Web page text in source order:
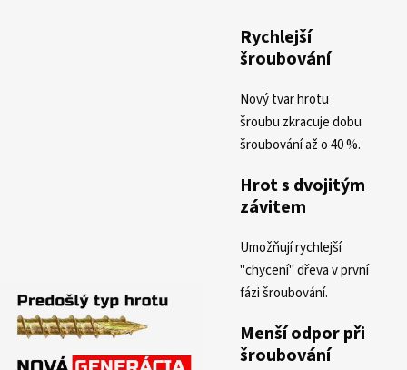
Rychlejší
šroubování
Nový tvar hrotu
šroubu zkracuje dobu
šroubování až o 40 %.
Hrot s dvojitým
závitem
Umožňují rychlejší
"chycení" dřeva v první
fázi šroubování.
Menší odpor při
šroubování